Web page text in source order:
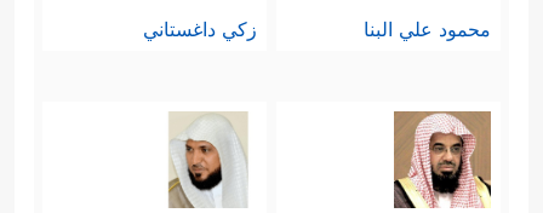
محمود علي البنا زكي داغستاني